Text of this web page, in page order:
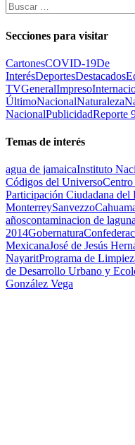
Buscar:
Secciones para visitar
CartonesCOVID-19De
InterésDeportesDestacados
TVGeneralImpreso
ÚltimoNacionalNaturaleza
NacionalPublicidadReporte
Temas de interés
agua de jamaicaInstituto
Códigos del Universo
Participación Ciudadana del
MonterreySanvezzo
añoscontaminacion de
2014Gobernatura
MexicanaJosé de Jesús
NayaritPrograma de
de Desarrollo Urbano y
González Vega